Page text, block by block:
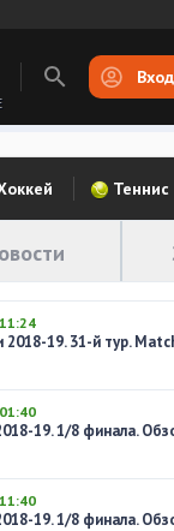
Вход
Теннис
11:24
01:40
19. 1/8 финала.
11:40
19. 1/8 финала.